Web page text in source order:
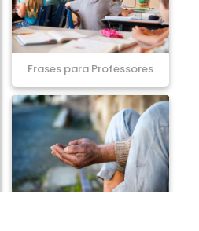
Frases para Professores